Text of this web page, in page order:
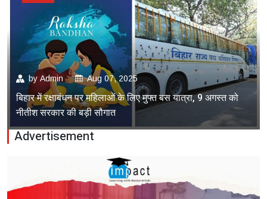
by Admin Aug 07, 2025
बिहार में रक्षाबंधन पर महिलाओं के लिए मुफ्त बस यात्रा, 9 अगस्त को
नीतीश सरकार की बड़ी सौगात
Advertisement